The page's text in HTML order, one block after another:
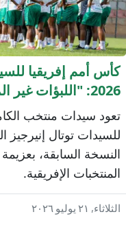
أمم إفريقيا
2026: "اللبؤات
سيدات منتخب
السابقة، بعزيمة
الإفريقية.
٢١ يوليو ٢٠٢٦